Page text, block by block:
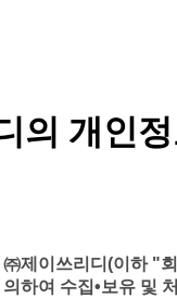
의 개인
㈜제이쓰리디(이하 "
의하여 수집•보유 및